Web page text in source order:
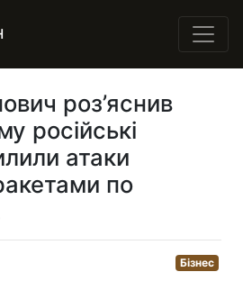
роз’яснив
російські
атаки
по
Бізнес